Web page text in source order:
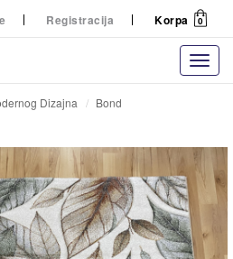
Registracija Korpa 0
Dizajna
Bond